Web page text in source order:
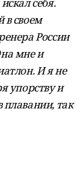
в своем
России
мне и
И я не
упорству и
плавании, так